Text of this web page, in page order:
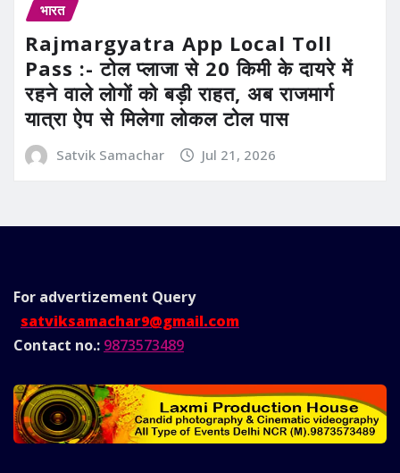
भारत
Rajmargyatra App Local Toll
Pass :- टोल प्लाजा से 20 किमी के दायरे में
रहने वाले लोगों को बड़ी राहत, अब राजमार्ग
यात्रा ऐप से मिलेगा लोकल टोल पास
Satvik Samachar Jul 21, 2026
For advertizement Query
satviksamachar9@gmail.com
Contact no.: 9873573489